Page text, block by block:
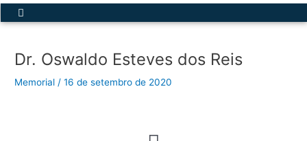
Menu
Dr. Oswaldo Esteves dos Reis
Memorial /16 de setembro de 2020